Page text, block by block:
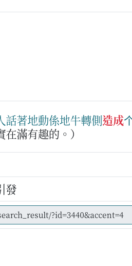
話著地動係地牛轉側造成
滿有趣的。）
發